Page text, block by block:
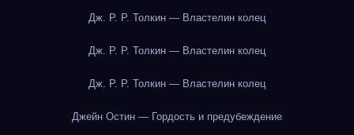
Дж. Р. Р. Толкин — Властелин колец
Дж. Р. Р. Толкин — Властелин колец
Дж. Р. Р. Толкин — Властелин колец
Джейн Остин — Гордость и предубеждение